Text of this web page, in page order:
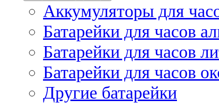
Аккумуляторы для
Батарейки для часов
Батарейки для часов
Батарейки для часов
Другие батарейки